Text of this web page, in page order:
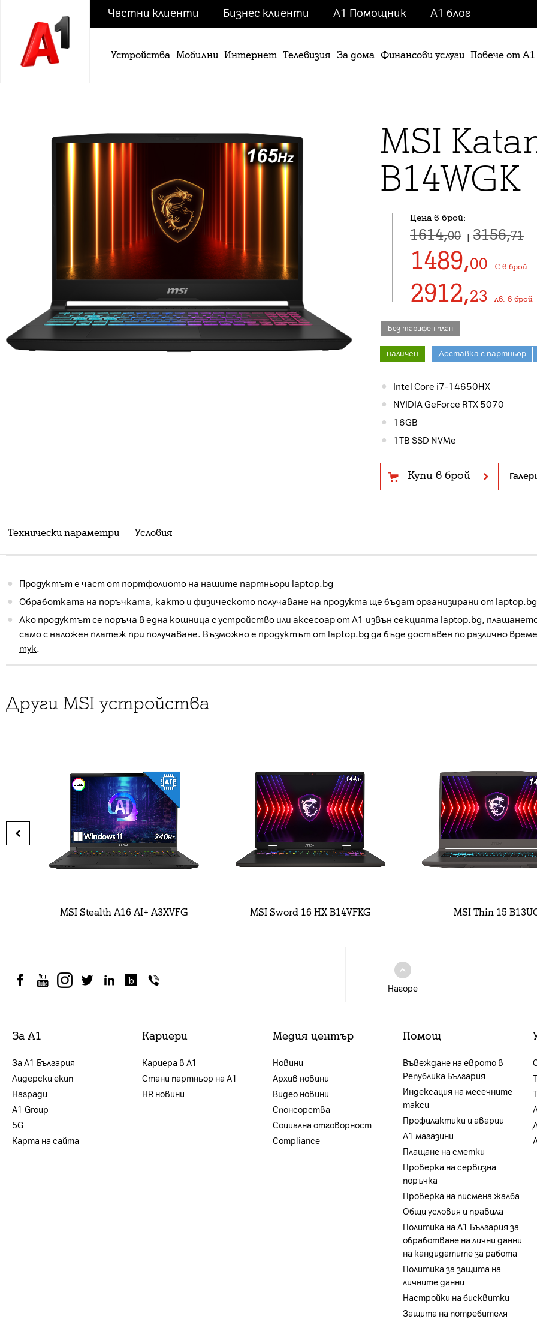
Частни клиенти Бизнес клиенти A1 Помощник A1 блог
Устройства Мобилни Интернет Телевизия За дома Финансови услуги Повече от А1
MSI
B14WGK
Цена в брой:
1614,00 | 3156,71
1489,00 € в брой
2912,23 лв. в брой
Без тарифен план
наличен Доставка с партньор
Intel Core i7-14650HX
NVIDIA GeForce RTX 5070
16GB
1TB SSD NVMe
Купи в брой
Технически параметри Условия
Продуктът е част от портфолиото на нашите партньори laptop.bg
Обработката на поръчката, както и физическото получаване на продукта ще бъдат организирани от laptop.bg
Ако продуктът се поръча в една кошница с устройство или аксесоар от А1 извън секцията laptop.bg,
само с наложен платеж при получаване. Възможно е продуктът от laptop.bg да бъде доставен по различно
тук.
Други MSI устройства
MSI Stealth A16 AI+ A3XVFG MSI Sword 16 HX B14VFKG MSI Thin 15
Нагоре
За А1
За А1 България
Лидерски екип
Награди
А1 Group
5G
Карта на сайта
Кариери
Кариера в А1
Стани партньор на А1
HR новини
Медия център
Новини
Архив новини
Видео новини
Спонсорства
Социална отговорност
Compliance
Помощ
Въвеждане на еврото в
Република България
Индексация на месечните
такси
Профилактики и аварии
А1 магазини
Плащане на сметки
Проверка на сервизна
поръчка
Проверка на писмена жалба
Общи условия и правила
Политика на A1 България за
обработване на лични данни
на кандидатите за работа
Политика за защита на
личните данни
Настройки на бисквитки
Защита на потребителя